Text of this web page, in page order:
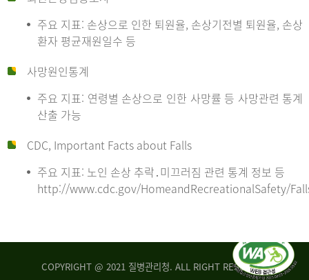
주요 지표: 손상으로 인한 퇴원율, 손상기전별 퇴원율, 손상
환자 평균재원일수 등
사망원인통계
주요 지표: 연령별 손상으로 인한 사망률 등 사망관련 통계
산출 가능
CDC, Important Facts about Falls
주요 지표: 노인 손상 추락․미끄러짐 관련 통계 정보 등
http://www.cdc.gov/HomeandRecreationalSafety/
COPYRIGHT @ 2021 질병관리청. ALL RIGHT RESERVED